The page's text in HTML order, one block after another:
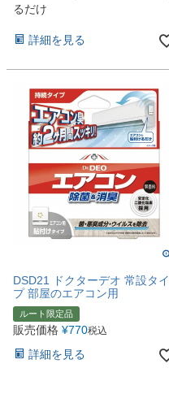
るだけ
詳細を見る
DSD21 ドクターデオ 常設タイ
プ 部屋のエアコン用
ルート限定品
販売価格 ¥770税込
詳細を見る